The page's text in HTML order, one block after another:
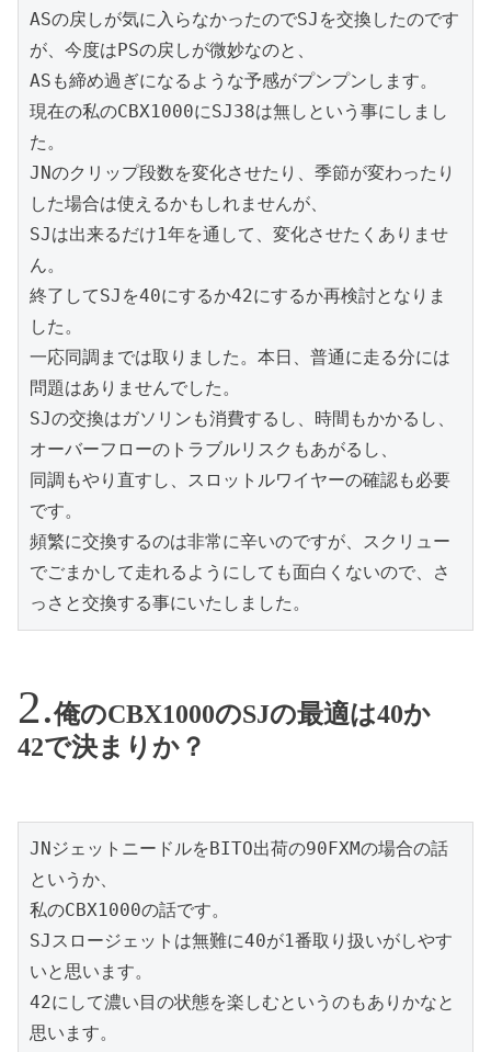
ASの戻しが気に入らなかったのでSJを交換したのです
が、今度はPSの戻しが微妙なのと、
ASも締め過ぎになるような予感がプンプンします。
現在の私のCBX1000にSJ38は無しという事にしまし
た。
JNのクリップ段数を変化させたり、季節が変わったり
した場合は使えるかもしれませんが、
SJは出来るだけ1年を通して、変化させたくありませ
ん。
終了してSJを40にするか42にするか再検討となりま
した。
一応同調までは取りました。本日、普通に走る分には
問題はありませんでした。
SJの交換はガソリンも消費するし、時間もかかるし、
オーバーフローのトラブルリスクもあがるし、
同調もやり直すし、スロットルワイヤーの確認も必要
です。
頻繁に交換するのは非常に辛いのですが、スクリュー
でごまかして走れるようにしても面白くないので、さ
っさと交換する事にいたしました。
俺のCBX1000のSJの最適は40か
42で決まりか？
JNジェットニードルをBITO出荷の90FXMの場合の話
というか、
私のCBX1000の話です。
SJスロージェットは無難に40が1番取り扱いがしやす
いと思います。
42にして濃い目の状態を楽しむというのもありかなと
思います。